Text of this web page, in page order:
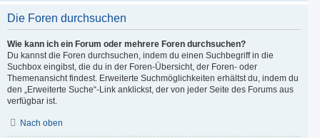
Die Foren durchsuchen
Wie kann ich ein Forum oder mehrere Foren durchsuchen?
Du kannst die Foren durchsuchen, indem du einen Suchbegriff in die
Suchbox eingibst, die du in der Foren-Übersicht, der Foren- oder
Themenansicht findest. Erweiterte Suchmöglichkeiten erhältst du, indem du
den „Erweiterte Suche“-Link anklickst, der von jeder Seite des Forums aus
verfügbar ist.
Nach oben